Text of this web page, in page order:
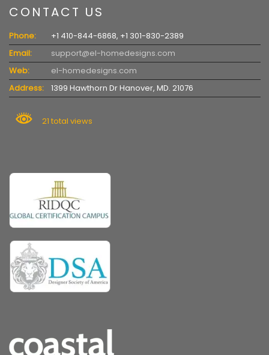
CONTACT US
Phone:
+1 410-844-6868, +1 301-830-2389
Email:
support@el-homedesigns.com
Web:
el-homedesigns.com
Address:
1399 Hawthorn Dr Hanover, MD. 21076
21 total views